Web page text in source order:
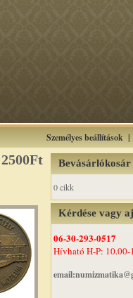
Személyes beállítások |
2500Ft Bevásárlókosár
0 cikk
Kérdése vagy
06-30-293-0517
Hívható H-P: